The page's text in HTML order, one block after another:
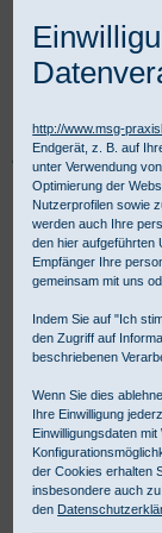
Praxisbedarf Shop
boso medicus vital
http://www.msg-
Endgerät, z. B. auf
unter Verwendung
Optimierung der
Nutzerprofilen sowie
werden auch Ihre
den hier aufgeführten
Empfänger Ihre
gemeinsam mit uns
Indem Sie auf "Ich
den Zugriff auf
beschriebenen
Wenn Sie dies
Ihre Einwilligung
Einwilligungsdaten
der Cookies erhalten
insbesondere auch
den